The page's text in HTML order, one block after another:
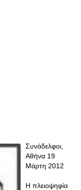
Συνάδελφοι,
Αθήνα 19
Μάρτη 2012
Η πλειοψηφία